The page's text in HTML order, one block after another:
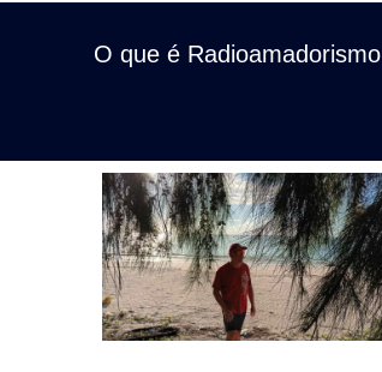
O que é Radioamadorismo